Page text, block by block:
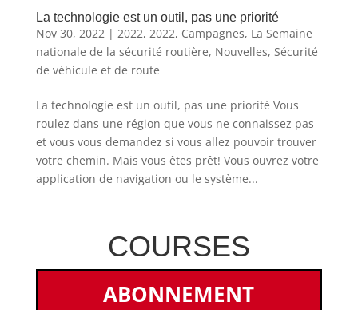
La technologie est un outil, pas une priorité
Nov 30, 2022| 2022, 2022, Campagnes, La Semaine
nationale de la sécurité routière, Nouvelles, Sécurité
de véhicule et de route
La technologie est un outil, pas une priorité Vous
roulez dans une région que vous ne connaissez pas
et vous vous demandez si vous allez pouvoir trouver
votre chemin. Mais vous êtes prêt! Vous ouvrez votre
application de navigation ou le système...
COURSES
ABONNEMENT